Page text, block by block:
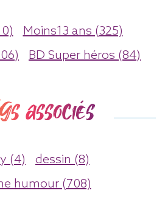
Moins13 ans (325)
BD Super héros (84)
associés
(4)
dessin (8)
humour (708)